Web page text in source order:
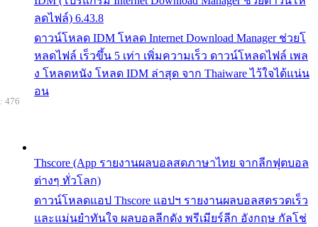
ลดไฟล์) 6.43.8
ดาวน์โหลด IDM โหลด Internet Download Manager ช่วยโ
หลดไฟล์ เร็วขึ้น 5 เท่า เพิ่มความเร็ว ดาวน์โหลดไฟล์ เพล
ง โหลดหนัง โหลด IDM ล่าสุด จาก Thaiware ไว้ใจได้แน่น
อน
Thscore (App รายงานผลบอลสดภาษาไทย จากลีกฟุตบอล
ต่างๆ ทั่วโลก)
ดาวน์โหลดแอป Thscore แอปฯ รายงานผลบอลสดรวดเร็ว
และแม่นยำทันใจ ผลบอลลีกดัง พรีเมียร์ลีก อังกฤษ กัลโช่
476